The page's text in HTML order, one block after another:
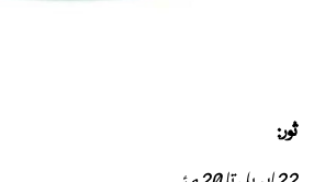
ثور: